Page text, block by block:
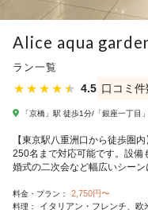
Alice aqua
ラン一覧
★ ★ ★ ★ ★ 4.5 口コミ
「京橋」駅 徒歩1分/「銀座一丁目
【東京駅八重洲口から徒歩圏
250名まで対応可能です。設備
婚式の二次会など幅広いシー
料金・プラン： 2,750円〜
料理： イタリアン・フレンチ 欧